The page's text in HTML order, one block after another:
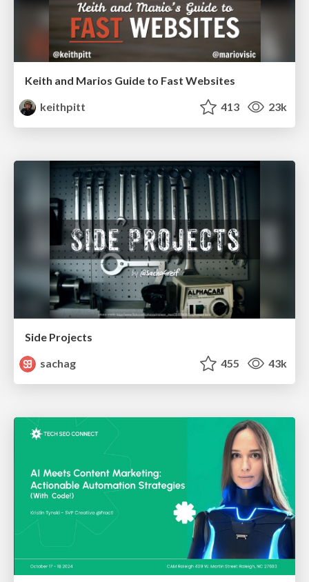
Keith and Marios Guide to Fast Websites
keithpitt
413 23k
Side Projects
sachag
455 43k